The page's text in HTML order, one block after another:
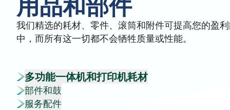
我们精选的耗材、零件、滚筒和附件可提高您的盈
中，而所有这一切都不会牺牲质量或性能。
多功能一体机和打印机耗材
部件和鼓
服务配件